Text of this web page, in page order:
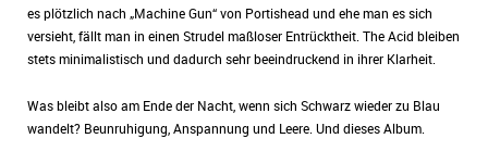
es plötzlich nach „Machine Gun“ von Portishead und ehe man es sich
versieht, fällt man in einen Strudel maßloser Entrücktheit. The Acid bleiben
stets minimalistisch und dadurch sehr beeindruckend in ihrer Klarheit.
Was bleibt also am Ende der Nacht, wenn sich Schwarz wieder zu Blau
wandelt? Beunruhigung, Anspannung und Leere. Und dieses Album.